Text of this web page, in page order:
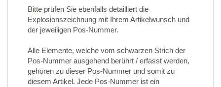
Bitte prüfen Sie ebenfalls detailliert die
Explosionszeichnung mit Ihrem Artikelwunsch und
der jeweiligen Pos-Nummer.
Alle Elemente, welche vom schwarzen Strich der
Pos-Nummer ausgehend berührt / erfasst werden,
gehören zu dieser Pos-Nummer und somit zu
diesem Artikel. Jede Pos-Nummer ist ein